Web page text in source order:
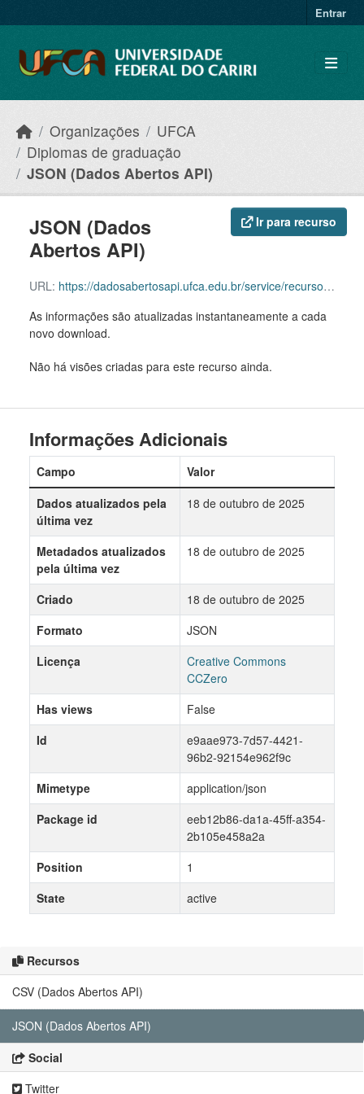
Entrar
Organizações
UFCA
Diplomas de graduação
JSON (Dados Abertos API)
Ir para recurso
JSON (Dados
Abertos API)
URL: https://dadosabertosapi.ufca.edu.br/service/recurso/diplomas_graduacao.json
As informações são atualizadas instantaneamente a cada
novo download.
Não há visões criadas para este recurso ainda.
Recursos
CSV (Dados Abertos API)
JSON (Dados Abertos API)
Social
Twitter
Informações Adicionais
Campo
Valor
Dados atualizados pela
última vez
18 de outubro de 2025
Metadados atualizados
pela última vez
18 de outubro de 2025
Criado
18 de outubro de 2025
Formato
JSON
Licença
Creative Commons
CCZero
Has views
False
Id
e9aae973-7d57-4421-
96b2-92154e962f9c
Mimetype
application/json
Package id
eeb12b86-da1a-45ff-a354-
2b105e458a2a
Position
1
State
active